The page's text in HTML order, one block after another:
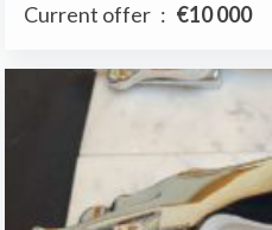
Current offer : €10 000